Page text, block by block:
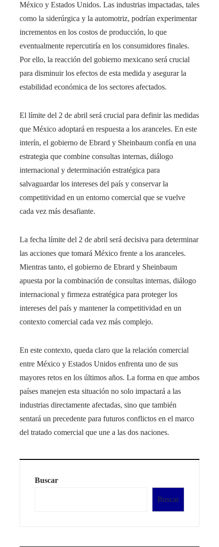
México y Estados Unidos. Las industrias impactadas, tales
como la siderúrgica y la automotriz, podrían experimentar
incrementos en los costos de producción, lo que
eventualmente repercutiría en los consumidores finales.
Por ello, la reacción del gobierno mexicano será crucial
para disminuir los efectos de esta medida y asegurar la
estabilidad económica de los sectores afectados.
El límite del 2 de abril será crucial para definir las medidas
que México adoptará en respuesta a los aranceles. En este
interín, el gobierno de Ebrard y Sheinbaum confía en una
estrategia que combine consultas internas, diálogo
internacional y determinación estratégica para
salvaguardar los intereses del país y conservar la
competitividad en un entorno comercial que se vuelve
cada vez más desafiante.
La fecha límite del 2 de abril será decisiva para determinar
las acciones que tomará México frente a los aranceles.
Mientras tanto, el gobierno de Ebrard y Sheinbaum
apuesta por la combinación de consultas internas, diálogo
internacional y firmeza estratégica para proteger los
intereses del país y mantener la competitividad en un
contexto comercial cada vez más complejo.
En este contexto, queda claro que la relación comercial
entre México y Estados Unidos enfrenta uno de sus
mayores retos en los últimos años. La forma en que ambos
países manejen esta situación no solo impactará a las
industrias directamente afectadas, sino que también
sentará un precedente para futuros conflictos en el marco
del tratado comercial que une a las dos naciones.
Buscar
Buscar